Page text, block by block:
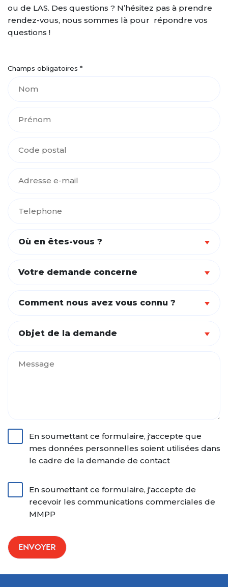
ou de LAS. Des questions ? N’hésitez pas à prendre
rendez-vous, nous sommes là pour répondre vos
questions !
Champs obligatoires *
Où en êtes-vous ?
Votre demande concerne
Comment nous avez vous connu ?
Objet de la demande
En soumettant ce formulaire, j'accepte que
mes données personnelles soient utilisées dans
le cadre de la demande de contact
En soumettant ce formulaire, j'accepte de
recevoir les communications commerciales de
MMPP